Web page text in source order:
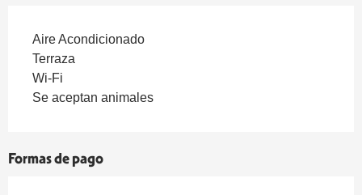
Aire Acondicionado
Terraza
Wi-Fi
Se aceptan animales
Formas de pago